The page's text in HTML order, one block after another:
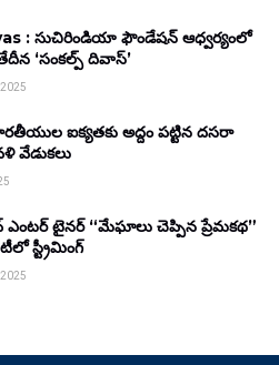
: సుచిరిండియా ఫౌండేషన్ ఆధ్వర్యంలో
‘సంకల్ప్ దివాస్’
ఐక్యతకు అద్దం పట్టిన దసరా
వేడుకలు
టైనర్ “మేఘాలు చెప్పిన ప్రేమకథ”
స్ట్రీమింగ్
2025